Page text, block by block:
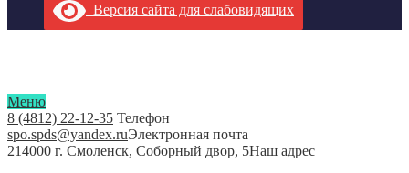
Версия сайта для слабовидящих
Меню
8 (4812) 22-12-35 Телефон
spo.spds@yandex.ruЭлектронная почта
214000 г. Смоленск, Соборный двор, 5Наш адрес